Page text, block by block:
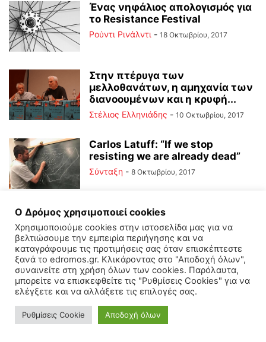
Ένας νηφάλιος απολογισμός για
το Resistance Festival
Ρούντι Ρινάλντι - 18 Οκτωβρίου, 2017
Στην πτέρυγα των
μελλοθανάτων, η αμηχανία των
διανοουμένων και η κρυφή...
Στέλιος Ελληνιάδης - 10 Οκτωβρίου, 2017
Carlos Latuff: “If we stop
resisting we are already dead”
Σύνταξη - 8 Οκτωβρίου, 2017
Ο Δρόμος χρησιμοποιεί cookies
Χρησιμοποιούμε cookies στην ιστοσελίδα μας για να
βελτιώσουμε την εμπειρία περιήγησης και να
καταγράφουμε τις προτιμήσεις σας όταν επισκέπτεστε
ξανά το edromos.gr. Κλικάροντας στο "Αποδοχή όλων",
συναινείτε στη χρήση όλων των cookies. Παρόλαυτα,
μπορείτε να επισκεφθείτε τις "Ρυθμίσεις Cookies" για να
ελέγξετε και να αλλάξετε τις επιλογές σας.
Ρυθμίσεις Cookie Αποδοχή όλων